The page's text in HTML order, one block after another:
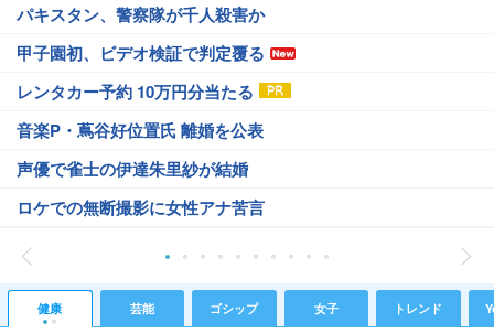
パキスタン、警察隊が千人殺害か
甲子園初、ビデオ検証で判定覆る
レンタカー予約 10万円分当たる
音楽P・蔦谷好位置氏 離婚を公表
声優で雀士の伊達朱里紗が結婚
ロケでの無断撮影に女性アナ苦言
健康 芸能 ゴシップ 女子 トレンド